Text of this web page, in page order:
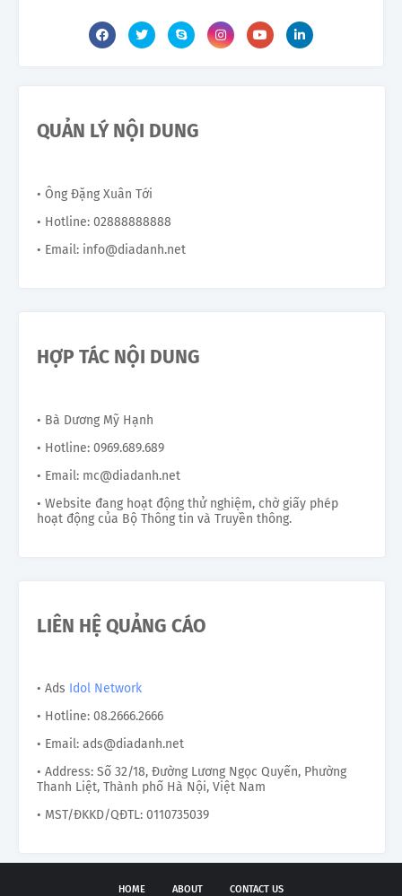
QUẢN LÝ NỘI DUNG
• Ông Đặng Xuân Tới
• Hotline: 02888888888
• Email: info@diadanh.net
HỢP TÁC NỘI DUNG
• Bà Dương Mỹ Hạnh
• Hotline: 0969.689.689
• Email: mc@diadanh.net
• Website đang hoạt động thử nghiệm, chờ giấy phép
hoạt động của Bộ Thông tin và Truyền thông.
LIÊN HỆ QUẢNG CÁO
• Ads Idol Network
• Hotline: 08.2666.2666
• Email: ads@diadanh.net
• Address: Số 32/18, Đường Lương Ngọc Quyến, Phường
Thanh Liệt, Thành phố Hà Nội, Việt Nam
• MST/ĐKKD/QĐTL: 0110735039
HOME ABOUT CONTACT US